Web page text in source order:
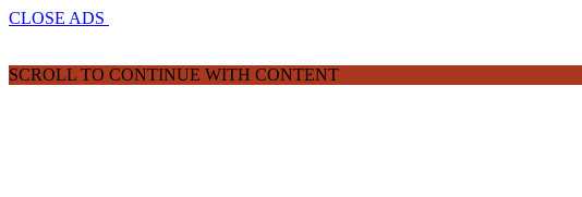
CLOSE ADS
SCROLL TO CONTINUE WITH CONTENT